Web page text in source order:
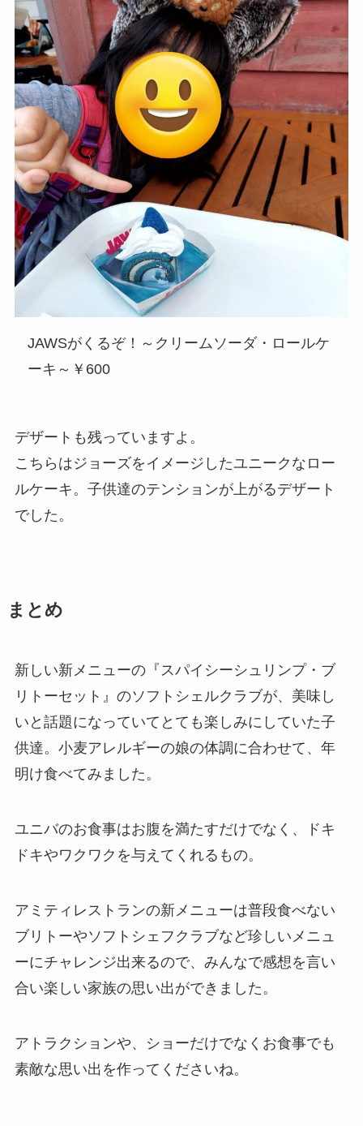
JAWSがくるぞ！～クリームソーダ・ロールケ
ーキ～￥600
デザートも残っていますよ。
こちらはジョーズをイメージしたユニークなロー
ルケーキ。子供達のテンションが上がるデザート
でした。
まとめ
新しい新メニューの『スパイシーシュリンプ・ブ
リトーセット』のソフトシェルクラブが、美味し
いと話題になっていてとても楽しみにしていた子
供達。小麦アレルギーの娘の体調に合わせて、年
明け食べてみました。
ユニバのお食事はお腹を満たすだけでなく、ドキ
ドキやワクワクを与えてくれるもの。
アミティレストランの新メニューは普段食べない
ブリトーやソフトシェフクラブなど珍しいメニュ
ーにチャレンジ出来るので、みんなで感想を言い
合い楽しい家族の思い出ができました。
アトラクションや、ショーだけでなくお食事でも
素敵な思い出を作ってくださいね。